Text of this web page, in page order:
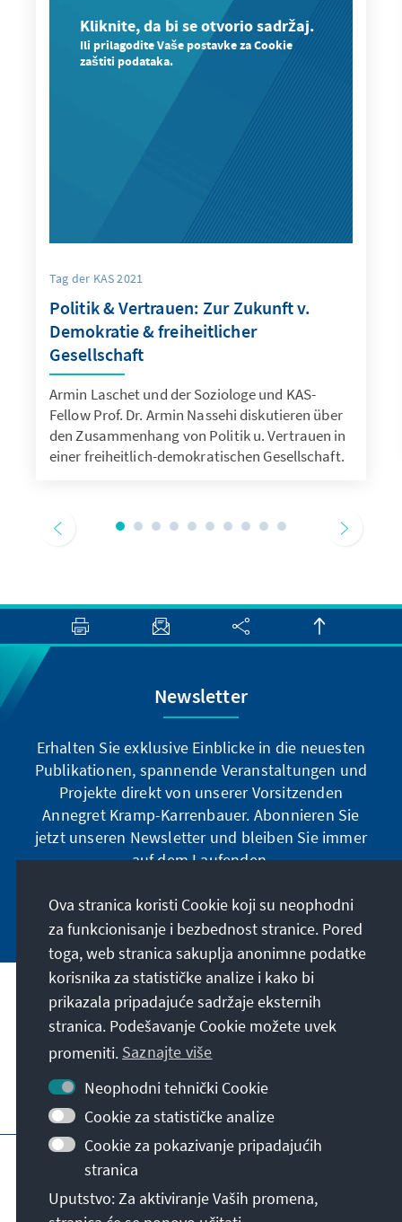
Kliknite, da bi se otvorio sadržaj.
Ili prilagodite Vaše postavke za Cookie
zaštiti podataka.
Tag der KAS 2021
Politik & Vertrauen: Zur Zukunft v.
Demokratie & freiheitlicher
Gesellschaft
Armin Laschet und der Soziologe und KAS-
Fellow Prof. Dr. Armin Nassehi diskutieren über
den Zusammenhang von Politik u. Vertrauen in
einer freiheitlich-demokratischen Gesellschaft.
Newsletter
Erhalten Sie exklusive Einblicke in die neuesten
Publikationen, spannende Veranstaltungen und
Projekte direkt von unserer Vorsitzenden
Annegret Kramp-Karrenbauer. Abonnieren Sie
jetzt unseren Newsletter und bleiben Sie immer
auf dem Laufenden.
Jetzt abonnieren
Naša misija
Kontakt
Ostalo u ponudi naše fondacije
Impresum Zaštita podataka
Uslovi korišćenja
Erklärung zur Barrierefreiheit
Mapa stranice
Ova stranica koristi Cookie koji su neophodni
za funkcionisanje i bezbednost stranice. Pored
toga, web stranica sakuplja anonimne podatke
korisnika za statističke analize i kako bi
prikazala pripadajuće sadržaje eksternih
stranica. Podešavanje Cookie možete uvek
promeniti. Saznajte više
Neophodni tehnički Cookie
Cookie za statističke analize
Cookie za pokazivanje pripadajućih
stranica
Uputstvo: Za aktiviranje Vaših promena,